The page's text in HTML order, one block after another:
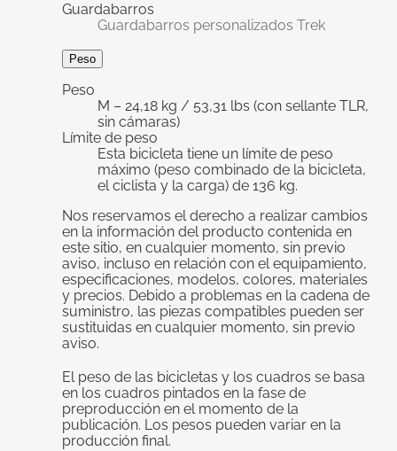
Guardabarros
Guardabarros personalizados Trek
Peso
Peso
M – 24,18 kg / 53,31 lbs (con sellante TLR,
sin cámaras)
Límite de peso
Esta bicicleta tiene un límite de peso
máximo (peso combinado de la bicicleta,
el ciclista y la carga) de 136 kg.
Nos reservamos el derecho a realizar cambios
en la información del producto contenida en
este sitio, en cualquier momento, sin previo
aviso, incluso en relación con el equipamiento,
especificaciones, modelos, colores, materiales
y precios. Debido a problemas en la cadena de
suministro, las piezas compatibles pueden ser
sustituidas en cualquier momento, sin previo
aviso.
El peso de las bicicletas y los cuadros se basa
en los cuadros pintados en la fase de
preproducción en el momento de la
publicación. Los pesos pueden variar en la
producción final.